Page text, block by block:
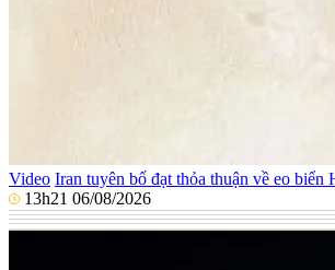
Video Iran tuyên bố đạt thỏa thuận về eo biển
13h21 06/08/2026